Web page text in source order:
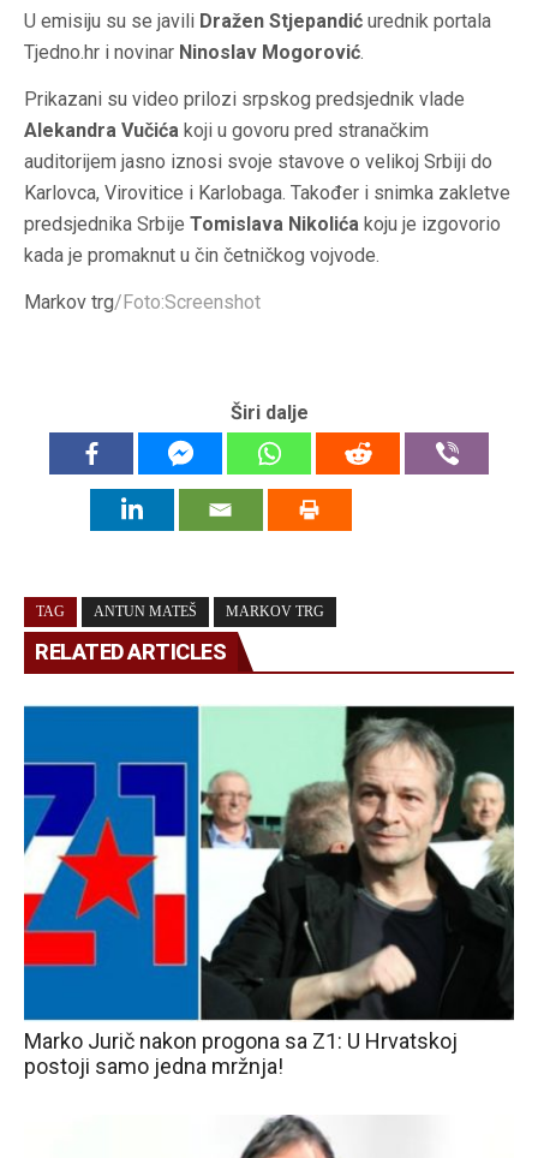
U emisiju su se javili Dražen Stjepandić urednik portala
Tjedno.hr i novinar Ninoslav Mogorović.
Prikazani su video prilozi srpskog predsjednik vlade
Alekandra Vučića koji u govoru pred stranačkim
auditorijem jasno iznosi svoje stavove o velikoj Srbiji do
Karlovca, Virovitice i Karlobaga. Također i snimka zakletve
predsjednika Srbije Tomislava Nikolića koju je izgovorio
kada je promaknut u čin četničkog vojvode.
Markov trg/Foto:Screenshot
Širi dalje
TAG ANTUN MATEŠ MARKOV TRG
RELATED ARTICLES
Marko Jurič nakon progona sa Z1: U Hrvatskoj
postoji samo jedna mržnja!